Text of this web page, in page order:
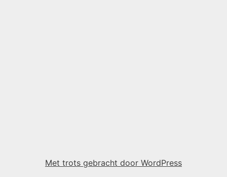
Met trots gebracht door WordPress